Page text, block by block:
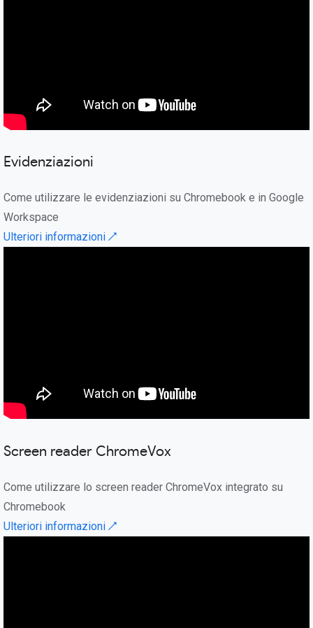
Evidenziazioni
Come utilizzare le evidenziazioni su Chromebook e in Google
Workspace
Ulteriori informazioni ↗
Screen reader ChromeVox
Come utilizzare lo screen reader ChromeVox integrato su
Chromebook
Ulteriori informazioni ↗